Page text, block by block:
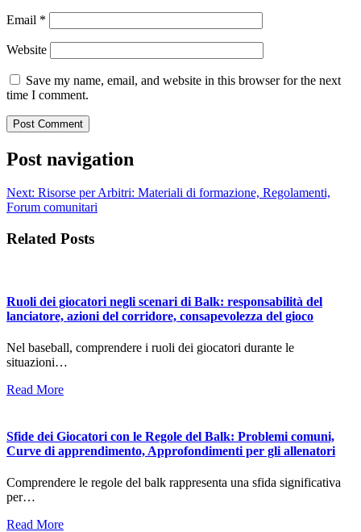
Email *
Website
Save my name, email, and website in this browser for the next
time I comment.
Post navigation
Next: Risorse per Arbitri: Materiali di formazione, Regolamenti,
Forum comunitari
Related Posts
Ruoli dei giocatori negli scenari di Balk: responsabilità del
lanciatore, azioni del corridore, consapevolezza del gioco
Nel baseball, comprendere i ruoli dei giocatori durante le
situazioni…
Read More
Sfide dei Giocatori con le Regole del Balk: Problemi comuni,
Curve di apprendimento, Approfondimenti per gli allenatori
Comprendere le regole del balk rappresenta una sfida significativa
per…
Read More